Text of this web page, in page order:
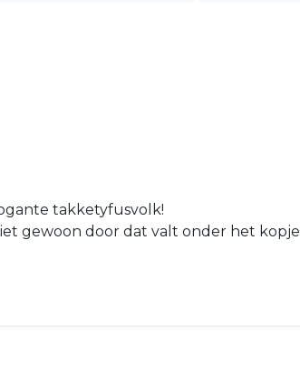
takketyfusvolk!
gewoon door dat valt onder het kopje